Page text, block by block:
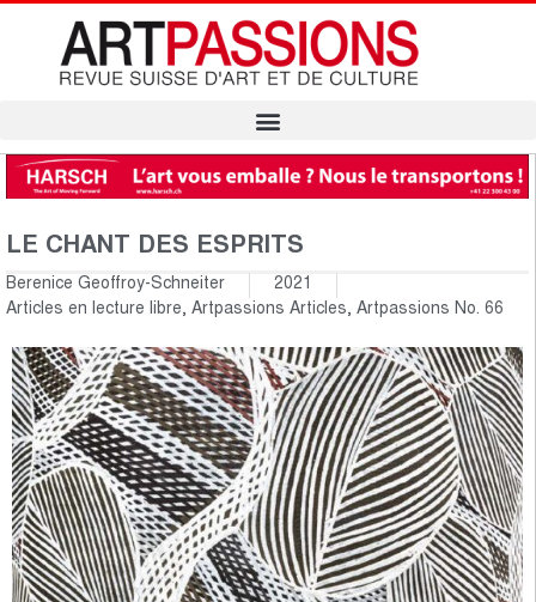
LE CHANT DES ESPRITS
Berenice Geoffroy-Schneiter
2021
Articles en lecture libre, Artpassions Articles, Artpassions No. 66